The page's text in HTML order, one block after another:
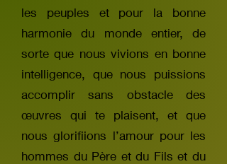
les peuples et pour la bonne
harmonie du monde entier, de
sorte que nous vivions en bonne
intelligence, que nous puissions
accomplir sans obstacle des
œuvres qui te plaisent, et que
nous glorifiions l’amour pour les
hommes du Père et du Fils et du